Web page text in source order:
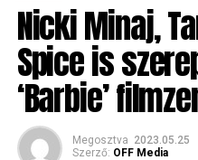
Nicki Minaj,
Spice is
‘Barbie’
Megosztva 2023.05.25
Szerző: OFF Media